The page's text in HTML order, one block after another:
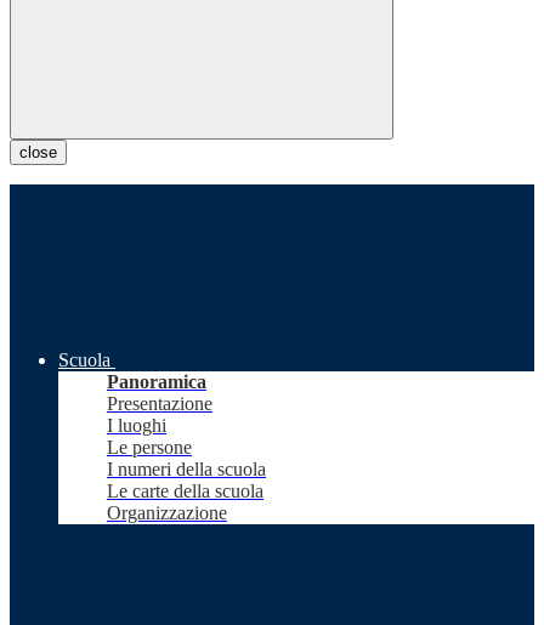
close
Scuola
Panoramica
Presentazione
I luoghi
Le persone
I numeri della scuola
Le carte della scuola
Organizzazione